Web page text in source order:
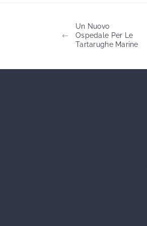
Un Nuovo
Ospedale Per Le
Tartarughe Marine